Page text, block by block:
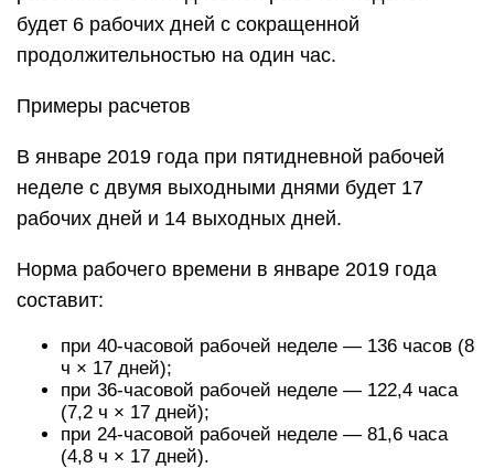
будет 6 рабочих дней с сокращенной
продолжительностью на один час.
Примеры расчетов
В январе 2019 года при пятидневной рабочей
неделе с двумя выходными днями будет 17
рабочих дней и 14 выходных дней.
Норма рабочего времени в январе 2019 года
составит:
при 40-часовой рабочей неделе — 136 часов (8
ч × 17 дней);
при 36-часовой рабочей неделе — 122,4 часа
(7,2 ч × 17 дней);
при 24-часовой рабочей неделе — 81,6 часа
(4,8 ч × 17 дней).